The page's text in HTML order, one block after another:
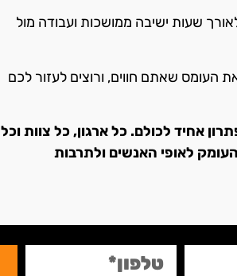
שעות ישיבה ממושכות ועבודה מול
שאתם חווים, ורוצים לעזור לכם
אחיד לכולם. כל ארגון, כל צוות וכל
לאופי האנשים ולתרבות